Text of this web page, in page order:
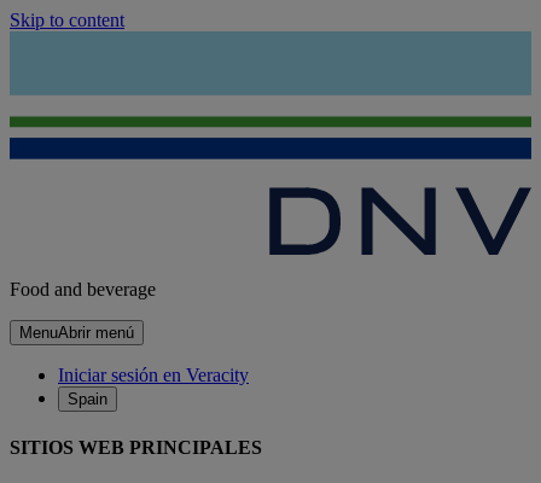
Skip to content
Food and beverage
MenuAbrir menú
Iniciar sesión en Veracity
Spain
SITIOS WEB PRINCIPALES